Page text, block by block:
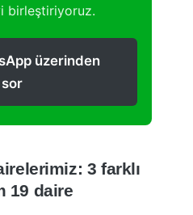
birleştiriyoruz.
üzerinden
sor
3 farklı
19 daire